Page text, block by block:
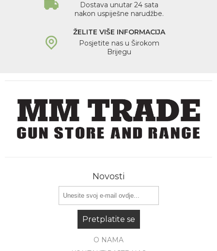
Dostava unutar 24 sata
nakon uspiješne narudžbe.
ŽELITE VIŠE INFORMACIJA
Posjetite nas u Širokom
Brijegu
Novosti
Pretplatite se
O NAMA